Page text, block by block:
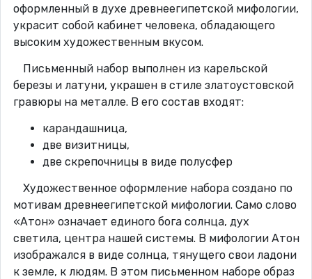
оформленный в духе древнеегипетской мифологии,
украсит собой кабинет человека, обладающего
высоким художественным вкусом.
Письменный набор выполнен из карельской
березы и латуни, украшен в стиле златоустовской
гравюры на металле. В его состав входят:
карандашница,
две визитницы,
две скрепочницы в виде полусфер
Художественное оформление набора создано по
мотивам древнеегипетской мифологии. Само слово
«Атон» означает единого бога солнца, дух
светила, центра нашей системы. В мифологии Атон
изображался в виде солнца, тянущего свои ладони
к земле, к людям. В этом письменном наборе образ